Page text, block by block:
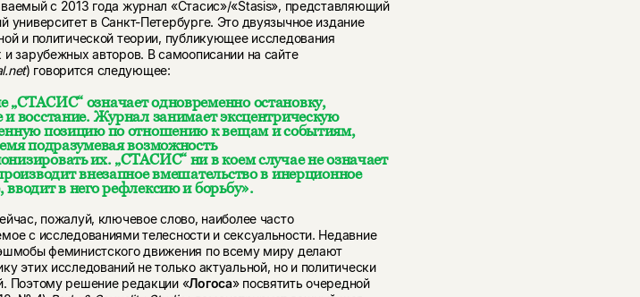
с 2013 года журнал «Стасис»/«Stasis», представляющий
университет в Санкт-Петербурге. Это двуязычное издание
и политической теории, публикующее исследования
и зарубежных авторов. В самоописании на сайте
) говорится следующее:
„СТАСИС“ означает одновременно остановку,
и восстание. Журнал занимает эксцентрическую
позицию по отношению к вещам и событиям,
подразумевая возможность
их. „СТАСИС“ ни в коем случае не означает
внезапное вмешательство в инерционное
в него рефлексию и борьбу».
пожалуй, ключевое слово, наиболее часто
с исследованиями телесности и сексуальности. Недавние
феминистского движения по всему миру делают
этих исследований не только актуальной, но и политически
Поэтому решение редакции «Логоса» посвятить очередной